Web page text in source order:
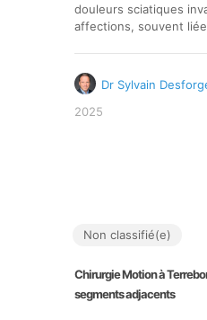
douleurs sciatiques
affections, souvent
Dr Sylvain
2025
Non classifié(e)
Chirurgie Motion à
segments adjacents